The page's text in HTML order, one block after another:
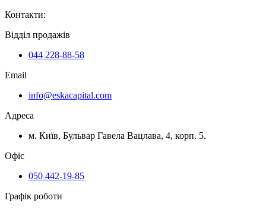
Контакти:
Відділ продажів
044 228-88-58
Email
info@eskacapital.com
Адреса
м. Київ, Бульвар Гавела Вацлава, 4, корп. 5.
Офіс
050 442-19-85
Графік роботи